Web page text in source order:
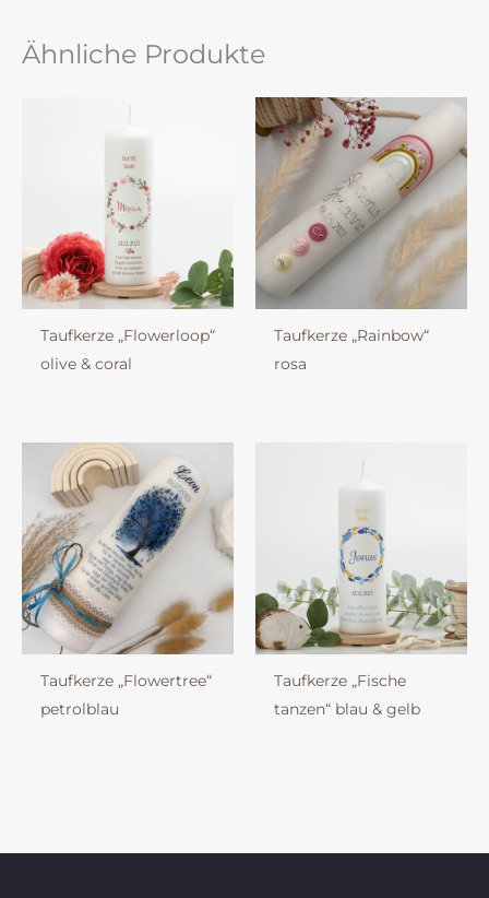
Ähnliche Produkte
Taufkerze „Flowerloop“
olive & coral
Taufkerze „Rainbow“
rosa
Taufkerze „Flowertree“
petrolblau
Taufkerze „Fische
tanzen“ blau & gelb